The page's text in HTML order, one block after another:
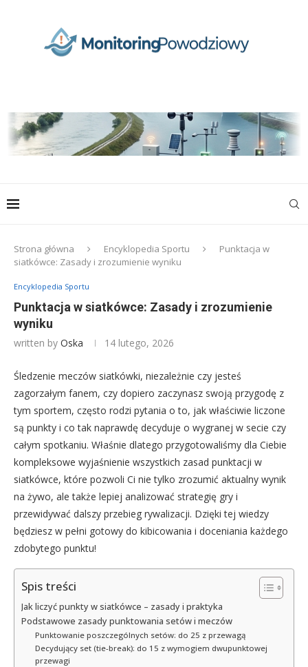
Strona główna Encyklopedia Sportu
Punktacja w
siatkówce: Zasady i zrozumienie wyniku
Encyklopedia Sportu
Punktacja w siatkówce: Zasady i zrozumienie
wyniku
written by Oska 14 lutego, 2026
Śledzenie meczów siatkówki, niezależnie czy jesteś
zagorzałym fanem, czy dopiero zaczynasz swoją przygodę z
tym sportem, często rodzi pytania o to, jak właściwie liczone
są punkty i co tak naprawdę decyduje o wygranej w secie czy
całym spotkaniu. Właśnie dlatego przygotowaliśmy dla Ciebie
kompleksowe wyjaśnienie wszystkich zasad punktacji w
siatkówce, które pozwoli Ci nie tylko zrozumić aktualny wynik
na żywo, ale także lepiej analizować strategię gry i
przewidywać dalszy przebieg rywalizacji. Dzięki tej wiedzy
będziesz w pełni gotowy do kibicowania i doceniania każdego
zdobytego punktu!
Spis treści
Jak liczyć punkty w siatkówce – zasady i praktyka
Podstawowe zasady punktowania setów i meczów
Punktowanie poszczególnych setów: do 25 z przewagą
Decydujący set (tie-break): do 15 z wymogiem dwupunktowej
przewagi